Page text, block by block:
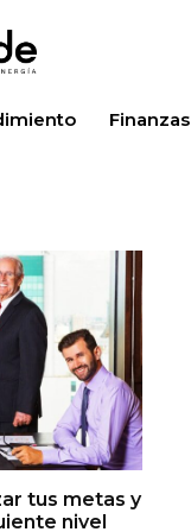
Finanzas
tus metas y
nivel